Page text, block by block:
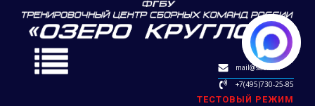
mail@sbok.ru
+7(495)730-25-85
ТЕСТОВЫЙ РЕЖИМ